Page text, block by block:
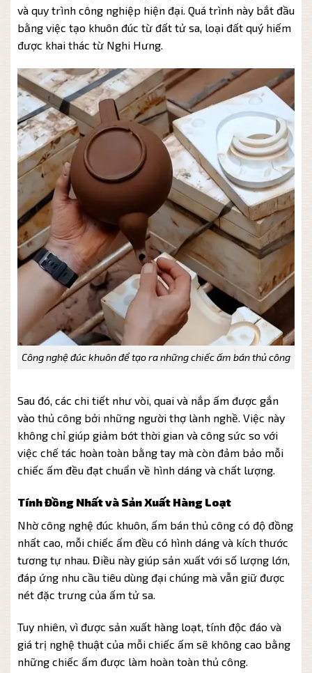
và quy trình công nghiệp hiện đại. Quá trình này bắt đầu
bằng việc tạo khuôn đúc từ đất tử sa, loại đất quý hiếm
được khai thác từ Nghi Hưng.
Công nghệ đúc khuôn để tạo ra những chiếc ấm bán thủ công
Sau đó, các chi tiết như vòi, quai và nắp ấm được gắn
vào thủ công bởi những người thợ lành nghề. Việc này
không chỉ giúp giảm bớt thời gian và công sức so với
việc chế tác hoàn toàn bằng tay mà còn đảm bảo mỗi
chiếc ấm đều đạt chuẩn về hình dáng và chất lượng.
Tính Đồng Nhất và Sản Xuất Hàng Loạt
Nhờ công nghệ đúc khuôn, ấm bán thủ công có độ đồng
nhất cao, mỗi chiếc ấm đều có hình dáng và kích thước
tương tự nhau. Điều này giúp sản xuất với số lượng lớn,
đáp ứng nhu cầu tiêu dùng đại chúng mà vẫn giữ được
nét đặc trưng của ấm tử sa.
Tuy nhiên, vì được sản xuất hàng loạt, tính độc đáo và
giá trị nghệ thuật của mỗi chiếc ấm sẽ không cao bằng
những chiếc ấm được làm hoàn toàn thủ công.